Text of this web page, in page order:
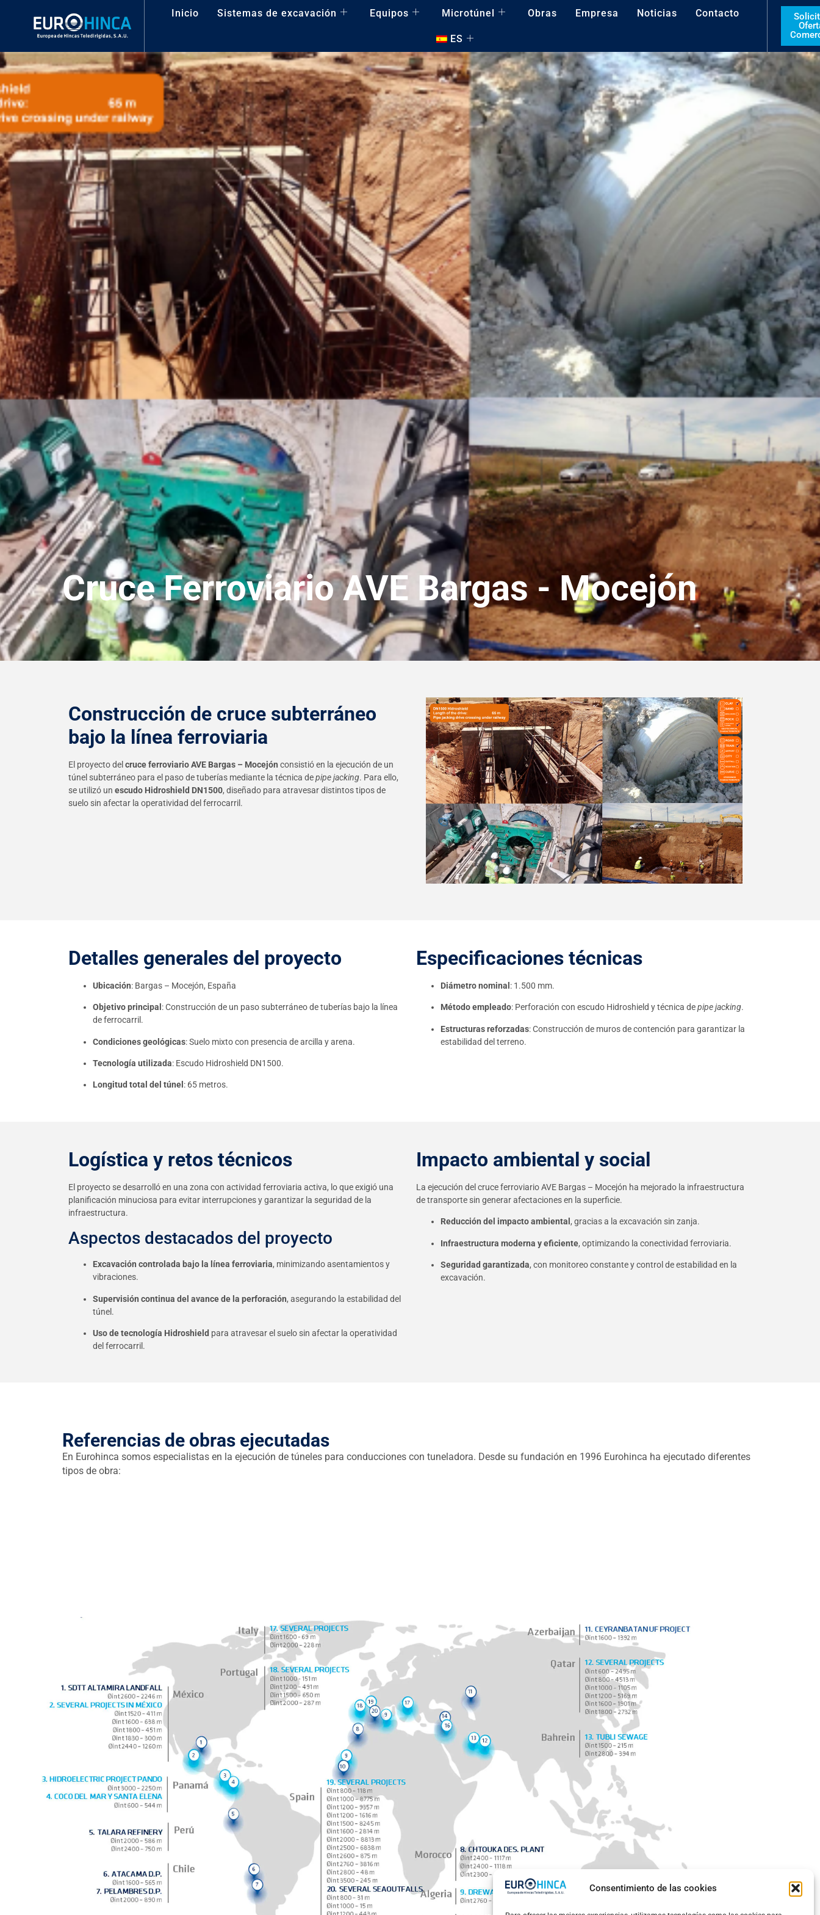
Consentimiento de las cookies
Inicio Sistemas de excavación Equipos Microtúnel Obras Empresa Noticias Contacto
ES
Cruce Ferroviario AVE Bargas - Mocejón
Construcción de cruce subterráneo
bajo la línea ferroviaria
El proyecto del cruce ferroviario AVE Bargas – Mocejón consistió en la ejecución de un
túnel subterráneo para el paso de tuberías mediante la técnica depipe jacking. Para ello,
se utilizó un escudo Hidroshield DN1500, diseñado para atravesar distintos tipos de
suelo sin afectar la operatividad del ferrocarril.
Detalles generales del proyecto
Ubicación: Bargas – Mocejón, España
Objetivo principal : Construcción de un paso subterráneo de tuberías bajo la línea
de ferrocarril.
Condiciones geológicas: Suelo mixto con presencia de arcilla y arena.
Tecnología utilizada: Escudo Hidroshield DN1500.
Longitud total del túnel: 65 metros.
Especificaciones técnicas
Diámetro nominal : 1.500 mm.
Método empleado: Perforación con escudo Hidroshield y técnica depipe jacking.
Estructuras reforzadas: Construcción de muros de contención para garantizar la
estabilidad del terreno.
Logística y retos técnicos
El proyecto se desarrolló en una zona con actividad ferroviaria activa, lo que exigió una
planificación minuciosa para evitar interrupciones y garantizar la seguridad de la
infraestructura.
Aspectos destacados del proyecto
Excavación controlada bajo la línea ferroviaria, minimizando asentamientos y
vibraciones.
Supervisión continua del avance de la perforación, asegurando la estabilidad del
túnel.
Uso de tecnología Hidroshield para atravesar el suelo sin afectar la operatividad
del ferrocarril.
Impacto ambiental y social
La ejecución del cruce ferroviario AVE Bargas – Mocejón ha mejorado la infraestructura
de transporte sin generar afectaciones en la superficie.
Reducción del impacto ambiental , gracias a la excavación sin zanja.
Infraestructura moderna y eficiente, optimizando la conectividad ferroviaria.
Seguridad garantizada, con monitoreo constante y control de estabilidad en la
excavación.
Referencias de obras ejecutadas
En Eurohinca somos especialistas en la ejecución de túneles para conducciones con tuneladora. Desde su fundación en 1996 Eurohinca ha ejecutado diferentes
tipos de obra: